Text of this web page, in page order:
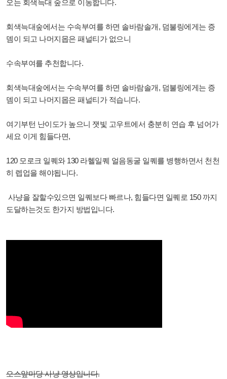
오는 회색늑대 숲으로 이동합니다.
회색늑대숲에서는 수속부여를 하면 솔바람솔개, 덤불링에게는 증
뎀이 되고 나머지몹은 패널티가 없으니
수속부여를 추천합니다.
회색늑대숲에서는 수속부여를 하면 솔바람솔개, 덤불링에게는 증
뎀이 되고 나머지몹은 패널티가 적습니다.
여기부턴 난이도가 높으니 잿빛 고우트에서 충분히 연습 후 넘어가
세요 이게 힘들다면,
120 모로크 일퀘와 130 라헬일퀘 얼음동굴 일퀘를 병행하면서 천천
히 렙업을 해야됩니다.
사냥을 잘할수있으면 일퀘보다 빠르나, 힘들다면 일퀘로 150 까지
도달하는것도 한가지 방법입니다.
오스앞마당 사냥 영상입니다.